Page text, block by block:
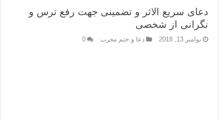
دعای سریع الاثر و تضمینی جهت رفع ترس و
نگرانی از شخصی
نوامبر 13, 2018 دعا و ختم مجرب 0